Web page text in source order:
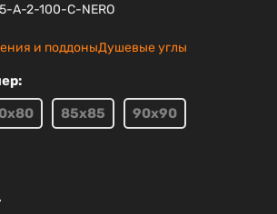
A-2-100-C-NERO
и поддоныДушевые углы
85х85 90х90